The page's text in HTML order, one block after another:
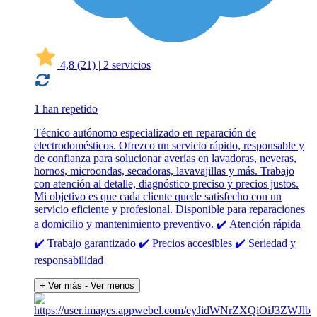
4,8 (21) | 2 servicios
1 han repetido
Técnico autónomo especializado en reparación de
electrodomésticos. Ofrezco un servicio rápido, responsable y
de confianza para solucionar averías en lavadoras, neveras,
hornos, microondas, secadoras, lavavajillas y más. Trabajo
con atención al detalle, diagnóstico preciso y precios justos.
Mi objetivo es que cada cliente quede satisfecho con un
servicio eficiente y profesional. Disponible para reparaciones
a domicilio y mantenimiento preventivo. ✔️ Atención rápida
✔️ Trabajo garantizado ✔️ Precios accesibles ✔️ Seriedad y
responsabilidad
+ Ver más - Ver menos